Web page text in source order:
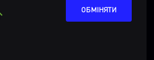
ОБМІНЯТИ